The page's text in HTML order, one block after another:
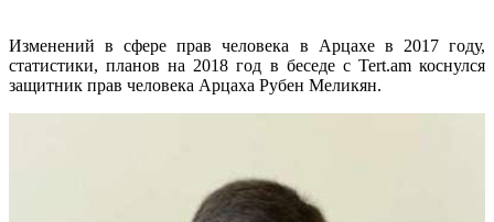
Изменений в сфере прав человека в Арцахе в 2017 году,
статистики, планов на 2018 год в беседе с Tert.am коснулся
защитник прав человека Арцаха Рубен Меликян.